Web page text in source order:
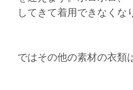
してきて着用できなくな
ではその他の素材の衣類